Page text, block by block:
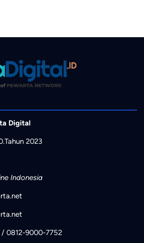
Digital
2023
Indonesia
0812-9000-7752